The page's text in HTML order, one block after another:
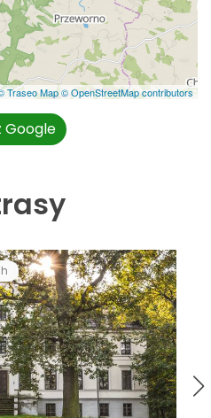
Traseo Map© OpenStreetMap contributors
Google